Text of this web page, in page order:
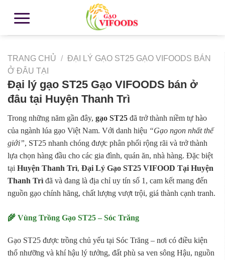
TRANG CHỦ / ĐẠI LÝ GẠO ST25 GẠO VIFOODS BÁN
Ở ĐÂU TẠI
Đại lý gạo ST25 Gạo VIFOODS bán ở
đâu tại Huyện Thanh Trì
Trong những năm gần đây, gạo ST25 đã trở thành niềm tự hào
của ngành lúa gạo Việt Nam. Với danh hiệu “Gạo ngon nhất thế
giới”, ST25 nhanh chóng được phân phối rộng rãi và trở thành
lựa chọn hàng đầu cho các gia đình, quán ăn, nhà hàng. Đặc biệt
tại Huyện Thanh Trì, Đại Lý Gạo ST25 VIFOOD Tại Huyện
Thanh Trì đã và đang là địa chỉ uy tín số 1, cam kết mang đến
nguồn gạo chính hãng, chất lượng vượt trội, giá thành cạnh tranh.
🌾 Vùng Trồng Gạo ST25 – Sóc Trăng
Gạo ST25 được trồng chủ yếu tại Sóc Trăng – nơi có điều kiện
thổ nhưỡng và khí hậu lý tưởng, đất phù sa ven sông Hậu, nguồn